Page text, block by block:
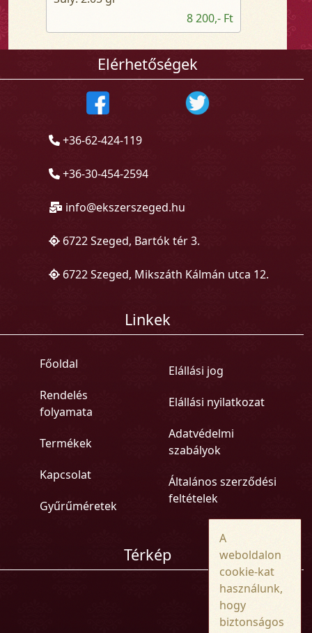
8 200,- Ft
Elérhetőségek
+36-62-424-119
+36-30-454-2594
info@ekszerszeged.hu
6722 Szeged, Bartók tér 3.
6722 Szeged, Mikszáth Kálmán utca 12.
Linkek
Főoldal
Rendelés
folyamata
Termékek
Kapcsolat
Gyűrűméretek
Elállási jog
Elállási nyilatkozat
Adatvédelmi
szabályok
Általános szerződési
feltételek
Térkép
A
weboldalon
cookie-kat
használunk,
hogy
biztonságos